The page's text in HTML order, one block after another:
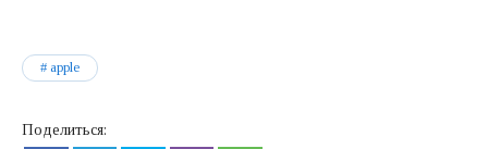
apple
Поделиться: